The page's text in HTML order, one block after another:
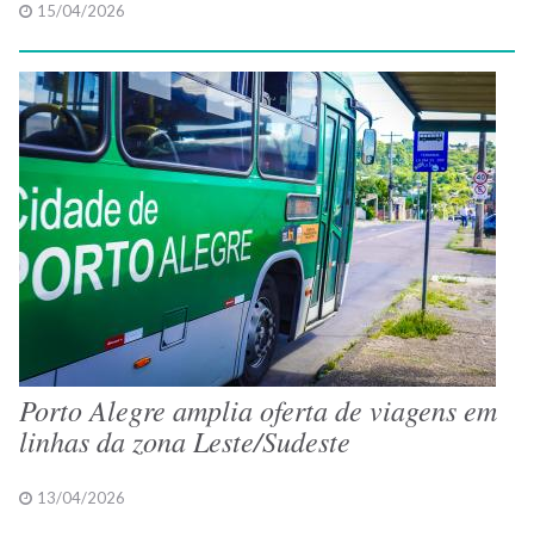
15/04/2026
Porto Alegre amplia oferta de viagens em
linhas da zona Leste/Sudeste
13/04/2026